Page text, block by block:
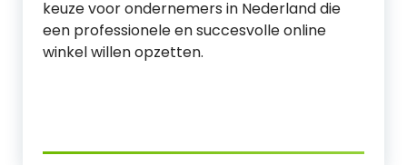
keuze voor ondernemers in Nederland die
een professionele en succesvolle online
winkel willen opzetten.